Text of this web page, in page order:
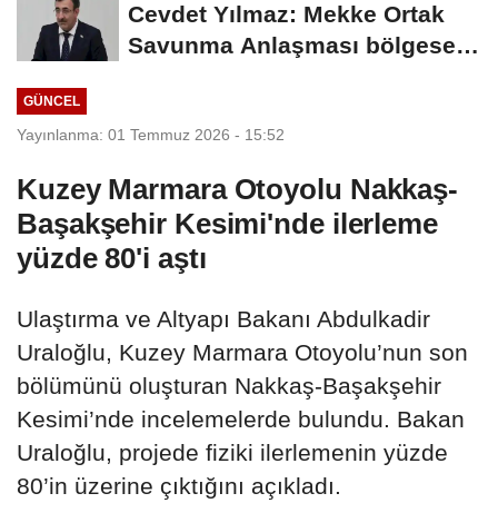
Cevdet Yılmaz: Mekke Ortak
Savunma Anlaşması bölgesel
GÜNCEL
Yayınlanma: 01 Temmuz 2026 - 15:52
Kuzey Marmara Otoyolu Nakkaş-
Başakşehir Kesimi'nde ilerleme
yüzde 80'i aştı
Ulaştırma ve Altyapı Bakanı Abdulkadir
Uraloğlu, Kuzey Marmara Otoyolu’nun son
bölümünü oluşturan Nakkaş-Başakşehir
Kesimi’nde incelemelerde bulundu. Bakan
Uraloğlu, projede fiziki ilerlemenin yüzde
80’in üzerine çıktığını açıkladı.